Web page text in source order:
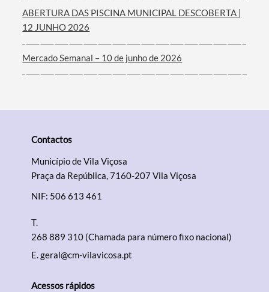
ABERTURA DAS PISCINA MUNICIPAL DESCOBERTA |
12 JUNHO 2026
Mercado Semanal – 10 de junho de 2026
Contactos
Município de Vila Viçosa
Praça da República, 7160-207 Vila Viçosa
NIF: 506 613 461
T.
268 889 310 (Chamada para número fixo nacional)
E.geral@cm-vilavicosa.pt
Acessos rápidos